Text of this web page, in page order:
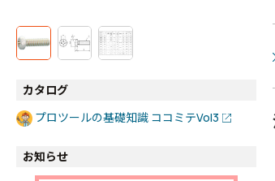
カタログ
プロツールの基礎知識 ココミテVol3
お知らせ